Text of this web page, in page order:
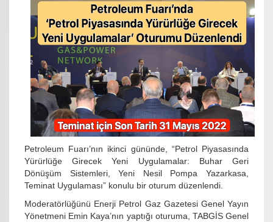
Petroleum Fuarı’nın ikinci gününde, “Petrol Piyasasında
Yürürlüğe Girecek Yeni Uygulamalar: Buhar Geri
Dönüşüm Sistemleri, Yeni Nesil Pompa Yazarkasa,
Teminat Uygulaması” konulu bir oturum düzenlendi.
Moderatörlüğünü Enerji Petrol Gaz Gazetesi Genel Yayın
Yönetmeni Emin Kaya’nın yaptığı oturuma, TABGİS Genel